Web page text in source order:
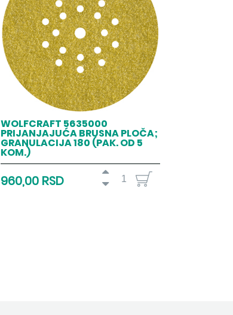
WOLFCRAFT 5635000
PRIJANJAJUĆA BRUSNA PLOČA;
GRANULACIJA 180 (PAK. OD 5
KOM.)
960,00 RSD